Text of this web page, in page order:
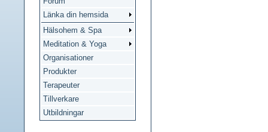
Länka din hemsida
Hälsohem & Spa
Meditation & Yoga
Organisationer
Produkter
Terapeuter
Tillverkare
Utbildningar